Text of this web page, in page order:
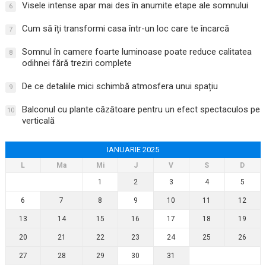
6 Visele intense apar mai des în anumite etape ale somnului
7 Cum să îți transformi casa într-un loc care te încarcă
8
Somnul în camere foarte luminoase poate reduce calitatea
odihnei fără treziri complete
9 De ce detaliile mici schimbă atmosfera unui spațiu
10
Balconul cu plante căzătoare pentru un efect spectaculos pe
verticală
IANUARIE 2025
L Ma Mi J V S
D
1
2 3 4 5
6 7 8 9 10 11 12
13 14 15 16 17 18 19
20 21 22 23 24 25 26
27 28 29 30
31